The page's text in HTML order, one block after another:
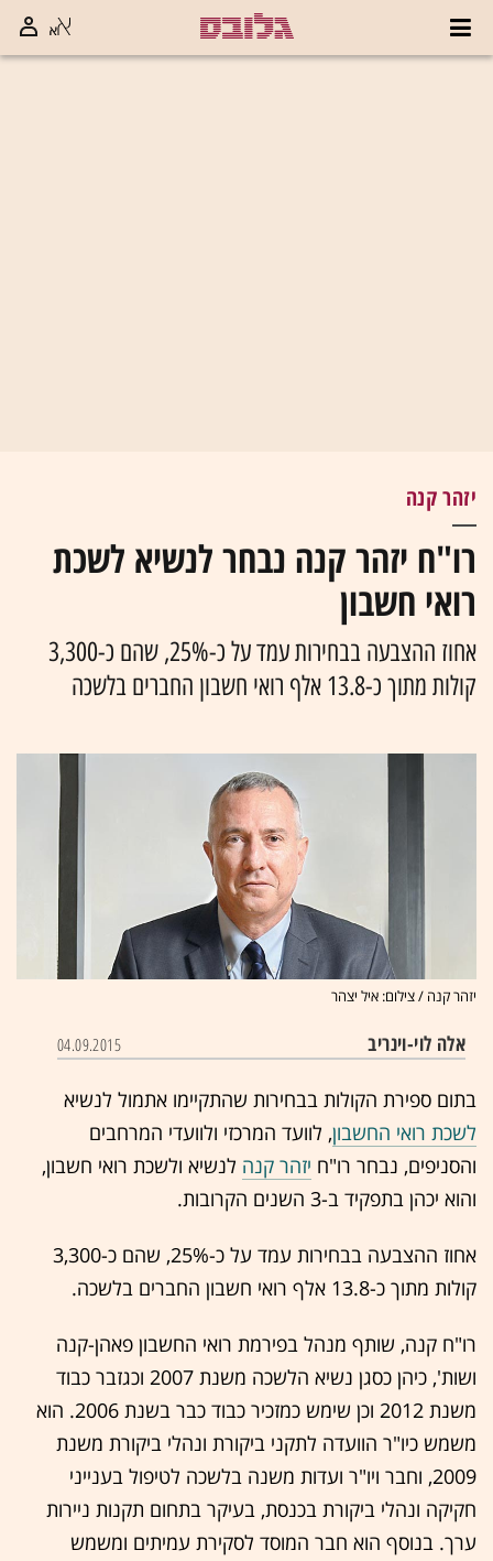
יזהר קנה
רו"ח יזהר קנה נבחר לנשיא לשכת
רואי חשבון
אחוז ההצבעה בבחירות עמד על כ-25%, שהם כ-3,300
קולות מתוך כ-13.8 אלף רואי חשבון החברים בלשכה
יזהר קנה / צילום: איל יצהר
אלה לוי-וינריב 04.09.2015
בתום ספירת הקולות בבחירות שהתקיימו אתמול לנשיא
לשכת רואי החשבון, לוועד המרכזי ולוועדי המרחבים
והסניפים, נבחר רו"ח יזהר קנה לנשיא ולשכת רואי חשבון,
והוא יכהן בתפקיד ב-3 השנים הקרובות.
אחוז ההצבעה בבחירות עמד על כ-25%, שהם כ-3,300
קולות מתוך כ-13.8 אלף רואי חשבון החברים בלשכה.
רו"ח קנה, שותף מנהל בפירמת רואי החשבון פאהן-קנה
ושות', כיהן כסגן נשיא הלשכה משנת 2007 וכגזבר כבוד
משנת 2012 וכן שימש כמזכיר כבוד כבר בשנת 2006. הוא
משמש כיו"ר הוועדה לתקני ביקורת ונהלי ביקורת משנת
2009, וחבר ויו"ר ועדות משנה בלשכה לטיפול בענייני
חקיקה ונהלי ביקורת בכנסת, בעיקר בתחום תקנות ניירות
ערך. בנוסף הוא חבר המוסד לסקירת עמיתים ומשמש